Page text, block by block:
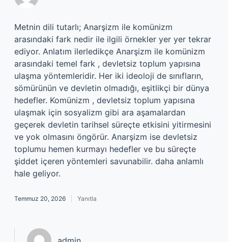
Metnin dili tutarlı; Anarşizm ile komünizm
arasındaki fark nedir ile ilgili örnekler yer yer tekrar
ediyor. Anlatım ilerledikçe Anarşizm ile komünizm
arasındaki temel fark , devletsiz toplum yapısına
ulaşma yöntemleridir. Her iki ideoloji de sınıfların,
sömürünün ve devletin olmadığı, eşitlikçi bir dünya
hedefler. Komünizm , devletsiz toplum yapısına
ulaşmak için sosyalizm gibi ara aşamalardan
geçerek devletin tarihsel süreçte etkisini yitirmesini
ve yok olmasını öngörür. Anarşizm ise devletsiz
toplumu hemen kurmayı hedefler ve bu süreçte
şiddet içeren yöntemleri savunabilir. daha anlamlı
hale geliyor.
Temmuz 20, 2026 Yanıtla